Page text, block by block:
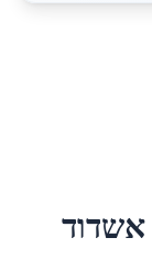
אשדוד